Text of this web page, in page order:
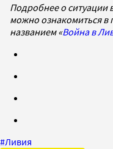
Подробнее о ситуации
можно ознакомиться в
названием «Война в
#Ливия